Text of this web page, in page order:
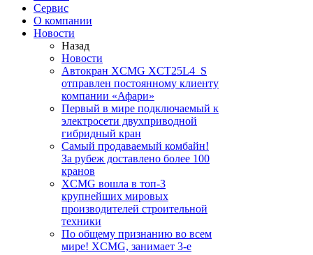
Сервис
О компании
Новости
Назад
Новости
Автокран XCMG XCT25L4_S
отправлен постоянному клиенту
компании «Афари»
Первый в мире подключаемый к
электросети двухприводной
гибридный кран
Самый продаваемый комбайн!
За рубеж доставлено более 100
кранов
XCMG вошла в топ-3
крупнейших мировых
производителей строительной
техники
По общему признанию во всем
мире! XCMG, занимает 3-е